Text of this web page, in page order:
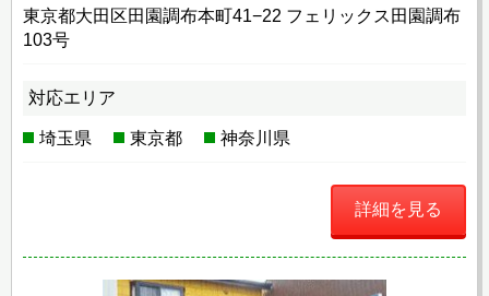
東京都大田区田園調布本町41−22 フェリックス田園調布
103号
対応エリア
埼玉県 東京都 神奈川県
詳細を見る